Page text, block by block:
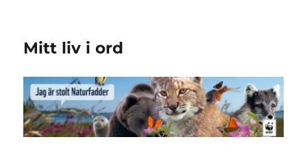
Mitt liv i ord